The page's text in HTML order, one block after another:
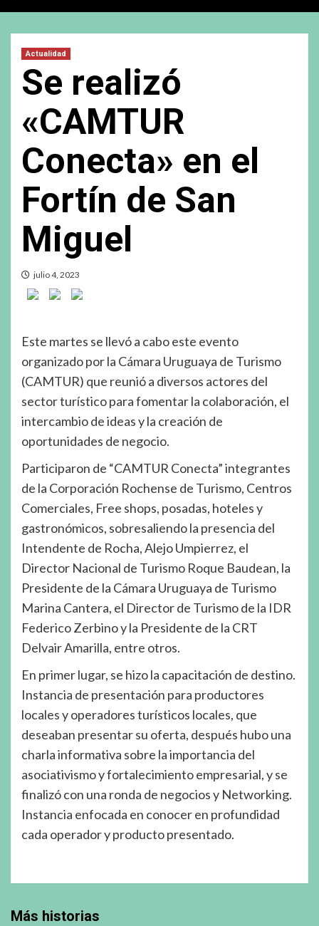
Actualidad
Se realizó
«CAMTUR
Conecta» en el
Fortín de San
Miguel
julio 4, 2023
Este martes se llevó a cabo este evento
organizado por la Cámara Uruguaya de Turismo
(CAMTUR) que reunió a diversos actores del
sector turístico para fomentar la colaboración, el
intercambio de ideas y la creación de
oportunidades de negocio.
Participaron de “CAMTUR Conecta” integrantes
de la Corporación Rochense de Turismo, Centros
Comerciales, Free shops, posadas, hoteles y
gastronómicos, sobresaliendo la presencia del
Intendente de Rocha, Alejo Umpierrez, el
Director Nacional de Turismo Roque Baudean, la
Presidente de la Cámara Uruguaya de Turismo
Marina Cantera, el Director de Turismo de la IDR
Federico Zerbino y la Presidente de la CRT
Delvair Amarilla, entre otros.
En primer lugar, se hizo la capacitación de destino.
Instancia de presentación para productores
locales y operadores turísticos locales, que
deseaban presentar su oferta, después hubo una
charla informativa sobre la importancia del
asociativismo y fortalecimiento empresarial, y se
finalizó con una ronda de negocios y Networking.
Instancia enfocada en conocer en profundidad
cada operador y producto presentado.
Más historias